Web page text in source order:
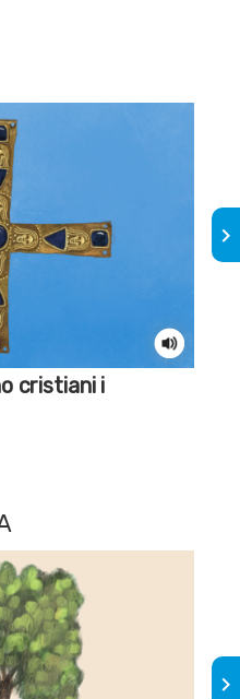
cristiani i
keyboard_arrow_right
keyboard_arrow_right